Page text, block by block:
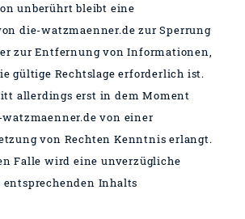
unberührt bleibt eine
die-watzmaenner.de zur Sperrung
zur Entfernung von Informationen,
gültige Rechtslage erforderlich ist.
allerdings erst in dem Moment
von einer
von Rechten Kenntnis erlangt.
Falle wird eine unverzügliche
Inhalts